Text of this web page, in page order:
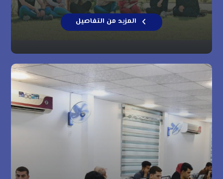
المزيد من التفاصيل